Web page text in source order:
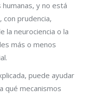
y no está
con prudencia,
la neurociencia o la
más o menos
puede ayudar
qué mecanismos